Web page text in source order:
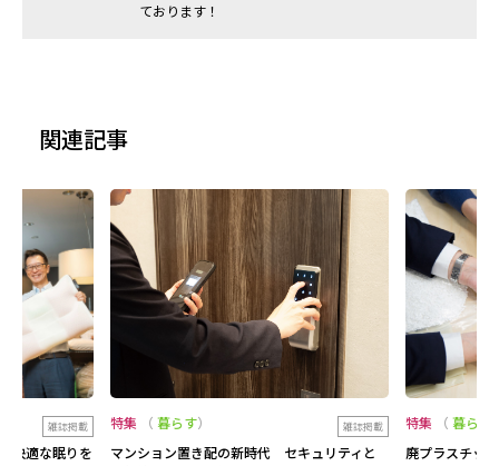
ております！
関連記事
雑誌掲載
快適な眠りを
特集 暮らす 雑誌掲載
マンション置き配の新時代 セキュリティと
特集 暮らす
廃プラスチッ